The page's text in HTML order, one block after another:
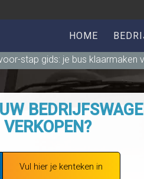
HOME
stap gids: je bus klaarmaken
VERKOPEN?